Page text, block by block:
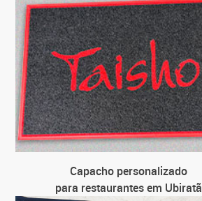
Capacho personalizado
para restaurantes em Ubiratã